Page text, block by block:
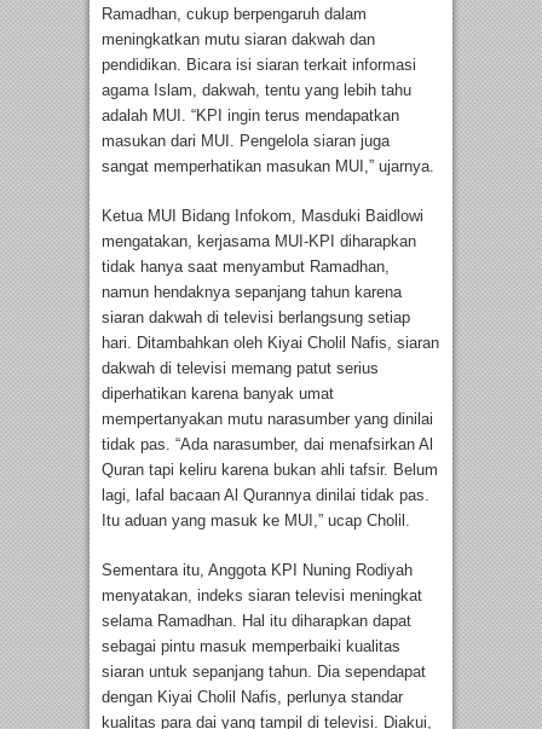
Ramadhan, cukup berpengaruh dalam
meningkatkan mutu siaran dakwah dan
pendidikan. Bicara isi siaran terkait informasi
agama Islam, dakwah, tentu yang lebih tahu
adalah MUI. “KPI ingin terus mendapatkan
masukan dari MUI. Pengelola siaran juga
sangat memperhatikan masukan MUI,” ujarnya.
Ketua MUI Bidang Infokom, Masduki Baidlowi
mengatakan, kerjasama MUI-KPI diharapkan
tidak hanya saat menyambut Ramadhan,
namun hendaknya sepanjang tahun karena
siaran dakwah di televisi berlangsung setiap
hari. Ditambahkan oleh Kiyai Cholil Nafis, siaran
dakwah di televisi memang patut serius
diperhatikan karena banyak umat
mempertanyakan mutu narasumber yang dinilai
tidak pas. “Ada narasumber, dai menafsirkan Al
Quran tapi keliru karena bukan ahli tafsir. Belum
lagi, lafal bacaan Al Qurannya dinilai tidak pas.
Itu aduan yang masuk ke MUI,” ucap Cholil.
Sementara itu, Anggota KPI Nuning Rodiyah
menyatakan, indeks siaran televisi meningkat
selama Ramadhan. Hal itu diharapkan dapat
sebagai pintu masuk memperbaiki kualitas
siaran untuk sepanjang tahun. Dia sependapat
dengan Kiyai Cholil Nafis, perlunya standar
kualitas para dai yang tampil di televisi. Diakui,